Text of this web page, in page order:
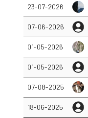
23-07-2026
07-06-2026
01-05-2026
01-05-2026
07-08-2025
18-06-2025